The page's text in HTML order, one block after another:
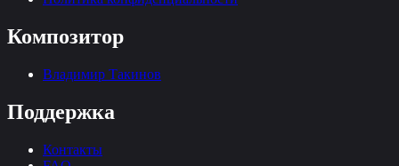
Композитор
Владимир Такинов
Поддержка
Контакты